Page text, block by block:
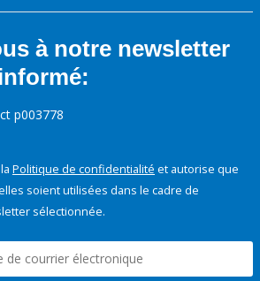
à notre newsletter
p003778
Politique de confidentialité et autorise que
soient utilisées dans le cadre de
sélectionnée.